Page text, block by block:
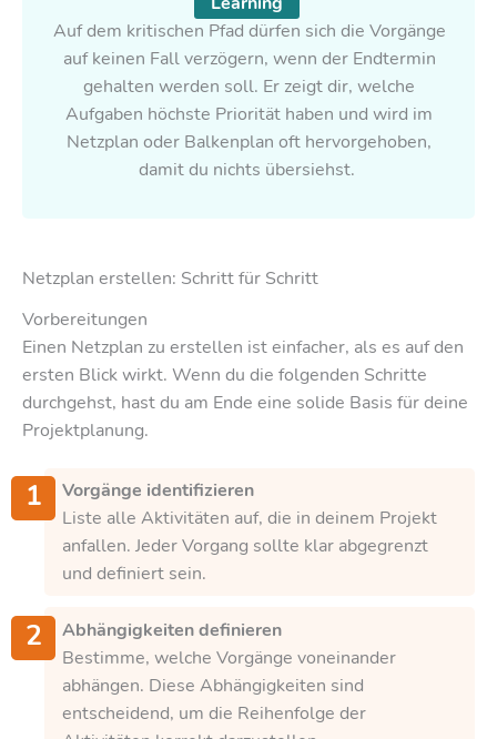
Auf dem kritischen Pfad dürfen sich die Vorgänge
auf keinen Fall verzögern, wenn der Endtermin
gehalten werden soll. Er zeigt dir, welche
Aufgaben höchste Priorität haben und wird im
Netzplan oder Balkenplan oft hervorgehoben,
damit du nichts übersiehst.
Netzplan erstellen: Schritt für Schritt
Vorbereitungen
Einen Netzplan zu erstellen ist einfacher, als es auf den
ersten Blick wirkt. Wenn du die folgenden Schritte
durchgehst, hast du am Ende eine solide Basis für deine
Projektplanung.
Vorgänge identifizieren
Liste alle Aktivitäten auf, die in deinem Projekt
anfallen. Jeder Vorgang sollte klar abgegrenzt
und definiert sein.
Abhängigkeiten definieren
Bestimme, welche Vorgänge voneinander
abhängen. Diese Abhängigkeiten sind
entscheidend, um die Reihenfolge der